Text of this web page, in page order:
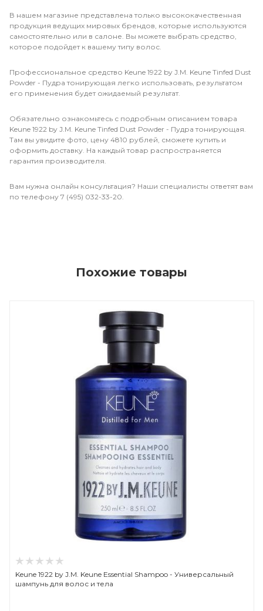
В нашем магазине представлена только высококачественная
продукция ведущих мировых брендов, которые используются
самостоятельно или в салоне. Вы можете выбрать средство,
которое подойдет к вашему типу волос.
Профессиональное средство Keune 1922 by J.M. Keune Tinfed Dust
Powder - Пудра тонирующая легко использовать, результатом
его применения будет ожидаемый результат.
Обязательно ознакомьтесь с подробным описанием товара
Keune 1922 by J.M. Keune Tinfed Dust Powder - Пудра тонирующая.
Там вы увидите фото, цену 4810 рублей, сможете купить и
оформить доставку. На каждый товар распространяется
гарантия производителя.
Вам нужна онлайн консультация? Наши специалисты ответят вам
по телефону 7 (495) 032-33-20.
Похожие товары
Keune 1922 by J.M. Keune Essential Shampoo - Универсальный
шампунь для волос и тела